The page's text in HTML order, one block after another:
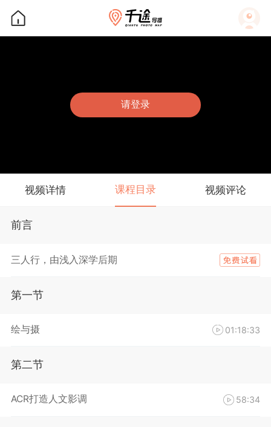
请登录
视频详情 课程目录 视频评论
前言
三人行，由浅入深学后期
第一节
绘与摄 01:18:33
第二节
ACR打造人文影调 58:34